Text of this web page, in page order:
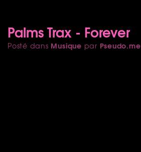
Palms Trax - Forever
Posté dans Musique par Pseudo.me